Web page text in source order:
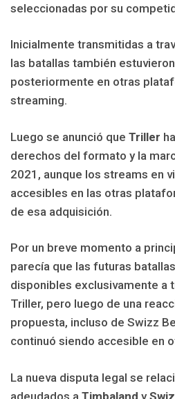
seleccionadas por su
Inicialmente transmitidas a
las batallas también
posteriormente en otras
streaming.
Luego se anunció que Triller
derechos del formato y la
2021, aunque los streams en
accesibles en las otras
de esa adquisición.
Por un breve momento a
parecía que las futuras
disponibles exclusivamente a
Triller, pero luego de una
propuesta, incluso de Swizz
continuó siendo accesible en
La nueva disputa legal se
adeudados a Timbaland y